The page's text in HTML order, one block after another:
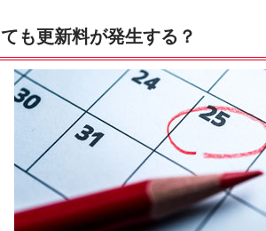
も更新料が発生する？